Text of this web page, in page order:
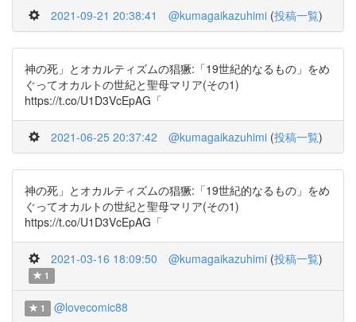
2021-09-21 20:38:41 @kumagaikazuhimi (投稿一覧)
神の死」とオカルティズムの猖獗:「19世紀的なるもの」をめ
ぐってオカルトの世紀と聖母マリア(その1)
https://t.co/U1D3VcEpAG「
2021-06-25 20:37:42 @kumagaikazuhimi (投稿一覧)
神の死」とオカルティズムの猖獗:「19世紀的なるもの」をめ
ぐってオカルトの世紀と聖母マリア(その1)
https://t.co/U1D3VcEpAG「
2021-03-16 18:09:50 @kumagaikazuhimi (投稿一覧)
1
1 @lovecomic88